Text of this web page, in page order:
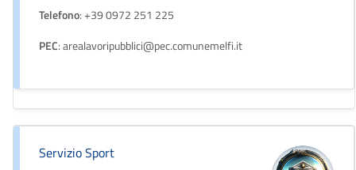
Telefono: +39 0972 251 225
PEC: arealavoripubblici@pec.comunemelfi.it
Servizio Sport